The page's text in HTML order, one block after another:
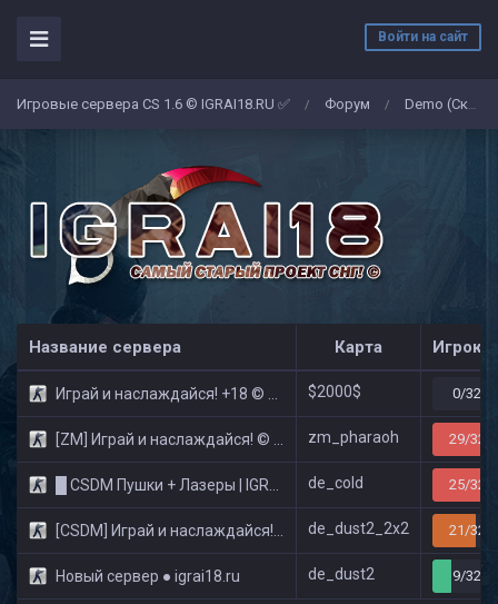
Войти на сайт
Игровые сервера CS 1.6 © IGRAI18.RU ✅ / Форум / Demo (Скриншоты)
Название сервера Карта
Играй и наслаждайся! +18 © Public $2000$ 0/32
[ZM] Играй и наслаждайся! © Zombie Show zm_pharaoh 29/32
█ CSDM Пушки + Лазеры | IGRAI18.RU ツ █ de_cold 25/32
[CSDM] Играй и наслаждайся! © Classic de_dust2_2x2 21/32
Новый сервер ● igrai18.ru de_dust2 9/32